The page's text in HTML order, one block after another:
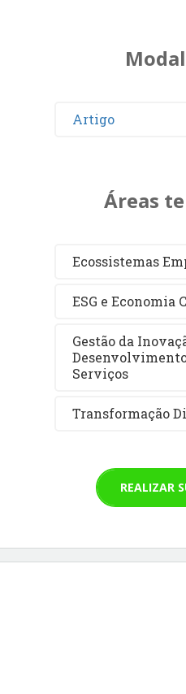
Artigo
Áreas
Ecossistemas
ESG e Economia
Gestão da
Serviços
Transformação
REALIZAR